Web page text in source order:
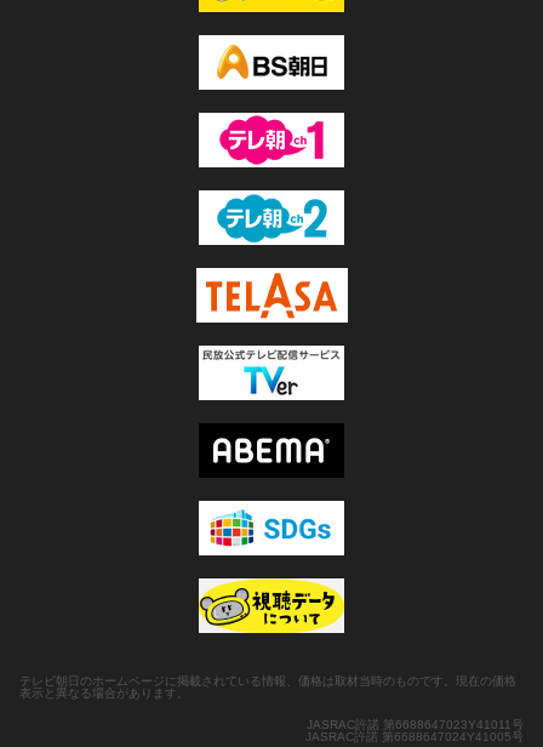
テレビ朝日のホームページに掲載されている情報、価格は取材当時のものです。現在の価格
表示と異なる場合があります。
JASRAC許諾 第6688647023Y41011号
JASRAC許諾 第6688647024Y41005号